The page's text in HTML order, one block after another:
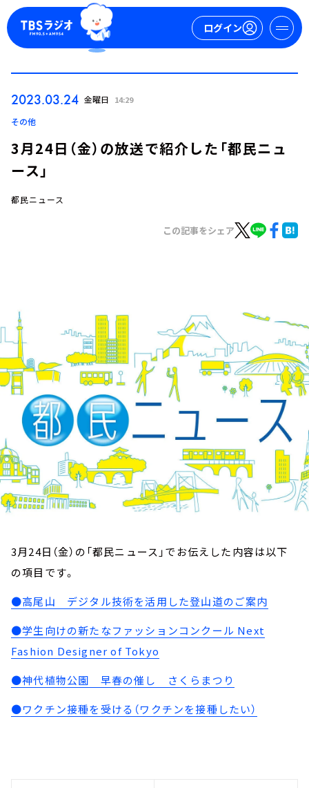
ログイン
イベント・グッズ
YouTube
会社情報
2023.03.24 金曜日 14:29
その他
3月24日（金）の放送で紹介した「都民ニュ
ース」
都民ニュース
この記事をシェア
3月24日（金）の「都民ニュース」でお伝えした内容は以下
の項目です。
●高尾山 デジタル技術を活用した登山道のご案内
●学生向けの新たなファッションコンクール Next
Fashion Designer of Tokyo
●神代植物公園 早春の催し さくらまつり
●ワクチン接種を受ける（ワクチンを接種したい）